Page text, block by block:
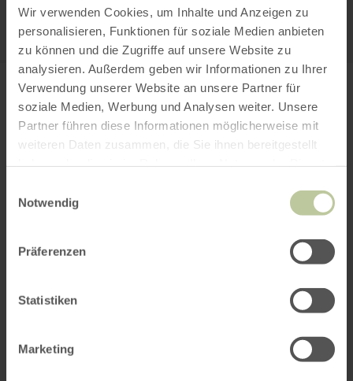
Wir verwenden Cookies, um Inhalte und Anzeigen zu
personalisieren, Funktionen für soziale Medien anbieten
zu können und die Zugriffe auf unsere Website zu
analysieren. Außerdem geben wir Informationen zu Ihrer
Verwendung unserer Website an unsere Partner für
soziale Medien, Werbung und Analysen weiter. Unsere
Partner führen diese Informationen möglicherweise mit
weiteren Daten zusammen, die Sie ihnen bereitgestellt
Notwendig
Präferenzen
Statistiken
Marketing
KARTE ÖFFNEN
PLANEN SIE IHRE
ANREISE